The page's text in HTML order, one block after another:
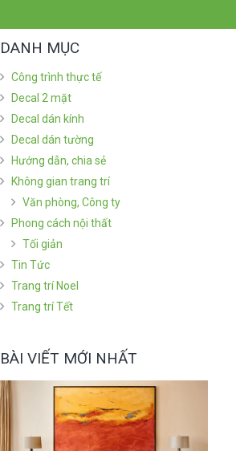
DANH MỤC
Công trình thực tế
Decal 2 mặt
Decal dán kính
Decal dán tường
Hướng dẫn, chia sẻ
Không gian trang trí
Văn phòng, Công ty
Phong cách nội thất
Tối giản
Tin Tức
Trang trí Noel
Trang trí Tết
BÀI VIẾT MỚI NHẤT